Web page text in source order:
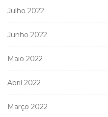
Julho 2022
Junho 2022
Maio 2022
Abril 2022
Março 2022